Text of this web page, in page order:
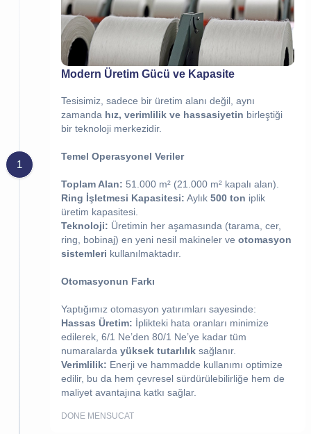
1
Modern Üretim Gücü ve Kapasite
Tesisimiz, sadece bir üretim alanı değil, aynı
zamanda hız, verimlilik ve hassasiyetin birleştiği
bir teknoloji merkezidir.
Temel Operasyonel Veriler
Toplam Alan: 51.000 m² (21.000 m² kapalı alan).
Ring İşletmesi Kapasitesi: Aylık 500 ton iplik
üretim kapasitesi.
Teknoloji: Üretimin her aşamasında (tarama, cer,
ring, bobinaj) en yeni nesil makineler ve otomasyon
sistemleri kullanılmaktadır.
Otomasyonun Farkı
Yaptığımız otomasyon yatırımları sayesinde:
Hassas Üretim: İplikteki hata oranları minimize
edilerek, 6/1 Ne’den 80/1 Ne’ye kadar tüm
numaralarda yüksek tutarlılık sağlanır.
Verimlilik: Enerji ve hammadde kullanımı optimize
edilir, bu da hem çevresel sürdürülebilirliğe hem de
maliyet avantajına katkı sağlar.
DONE MENSUCAT